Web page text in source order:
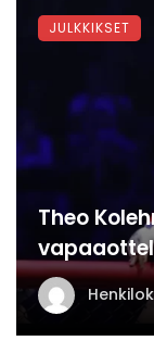
Theo
JULKKIKSET